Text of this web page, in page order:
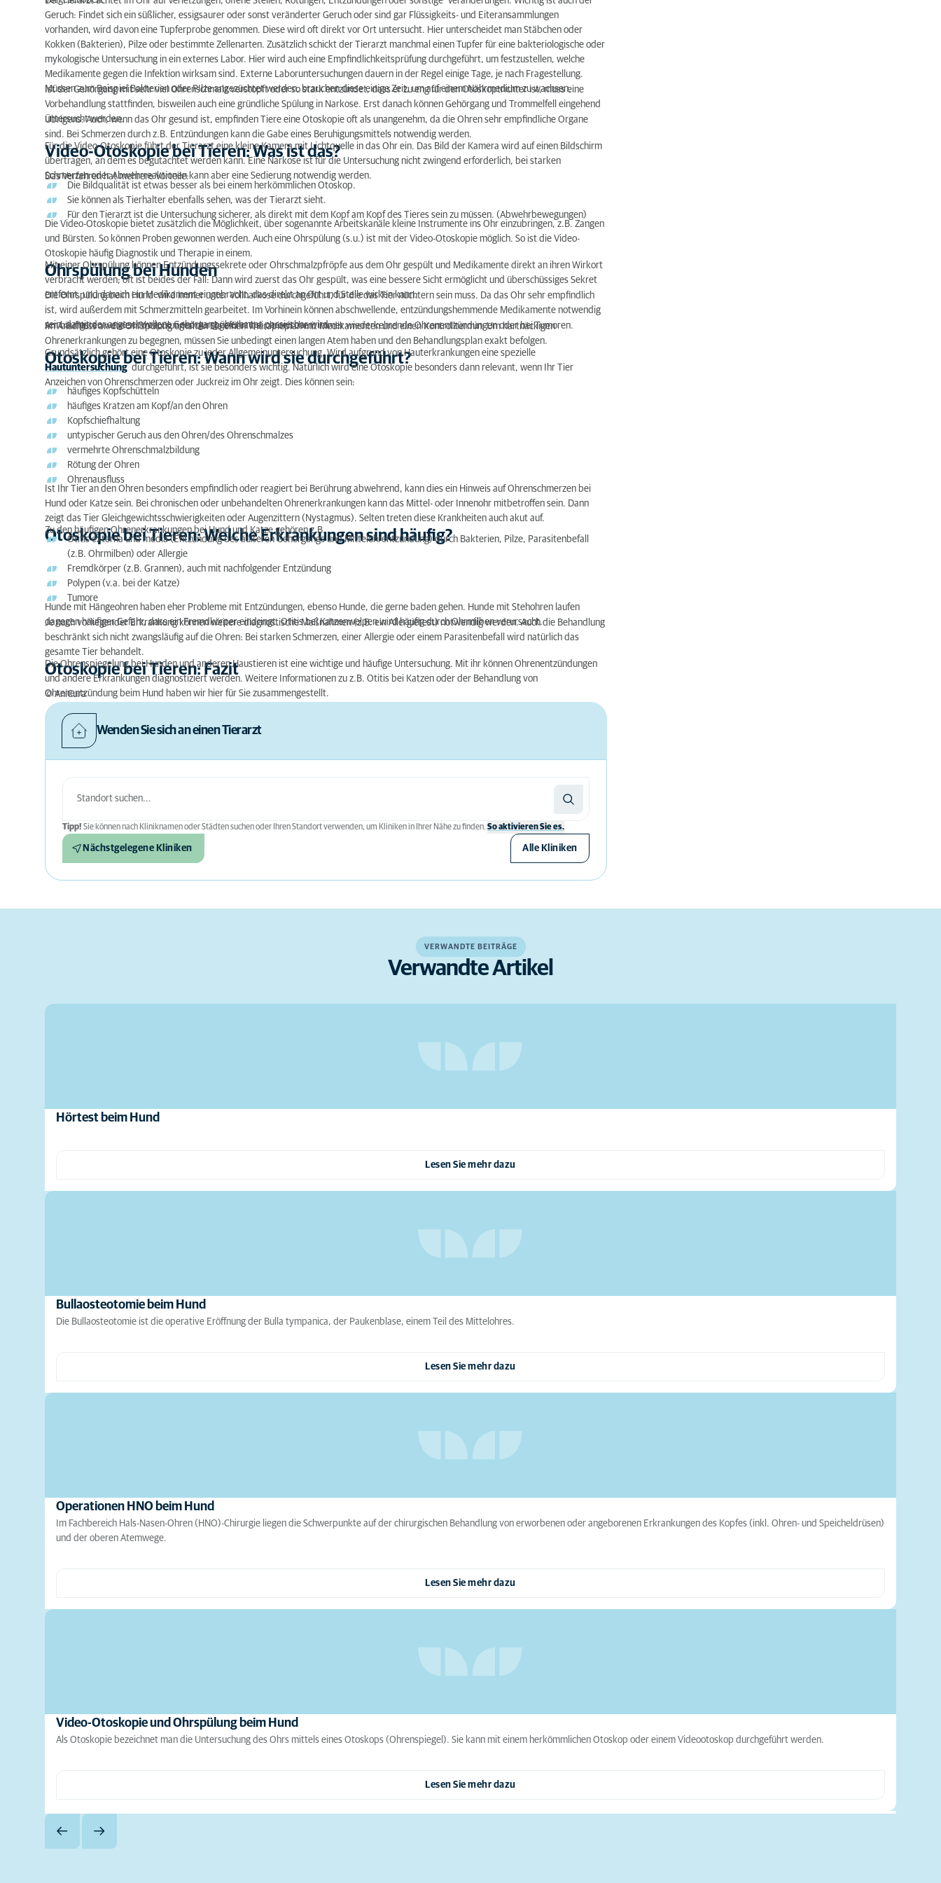
Ohrspülung bei Hunden
Otoskopie bei Tieren: Wann wird sie durchgeführt?
Otoskopie bei Tieren: Welche Erkrankungen sind häufig?
Otoskopie bei Tieren: Fazit
Geruch: Findet sich ein süßlicher, essigsaurer oder sonst veränderter Geruch oder sind gar Flüssigkeits- und Eiteransammlungen
vorhanden, wird davon eine Tupferprobe genommen. Diese wird oft direkt vor Ort untersucht. Hier unterscheidet man Stäbchen oder
Kokken (Bakterien), Pilze oder bestimmte Zellenarten. Zusätzlich schickt der Tierarzt manchmal einen Tupfer für eine bakteriologische oder
mykologische Untersuchung in ein externes Labor. Hier wird auch eine Empfindlichkeitsprüfung durchgeführt, um festzustellen, welche
Medikamente gegen die Infektion wirksam sind. Externe Laboruntersuchungen dauern in der Regel einige Tage, je nach Fragestellung.
Müssen zum Beispiel Bakterien oder PIlze angezüchtet werden, brauchen diese einige Zeit, um auf einem Nährmedium zu wachsen.
Ist der Gehörgang mit sehr viel Ohrenschmalz verstopft oder so stark entzündet, dass er zu eng für den Otoskoptrichter ist, muss eine
Vorbehandlung stattfinden, bisweilen auch eine gründliche Spülung in Narkose. Erst danach können Gehörgang und Trommelfell eingehend
untersucht werden.
Übrigens: Auch, wenn das Ohr gesund ist, empfinden Tiere eine Otoskopie oft als unangenehm, da die Ohren sehr empfindliche Organe
sind. Bei Schmerzen durch z.B. Entzündungen kann die Gabe eines Beruhigungsmittels notwendig werden.
Video-Otoskopie bei Tieren: Was ist das?
Für die Video-Otoskopie führt der Tierarzt eine kleine Kamera mit Lichtquelle in das Ohr ein. Das Bild der Kamera wird auf einen Bildschirm
übertragen, an dem es begutachtet werden kann. Eine Narkose ist für die Untersuchung nicht zwingend erforderlich, bei starken
Schmerzen oder Abwehrreaktionen kann aber eine Sedierung notwendig werden.
Das Verfahren hat mehrere Vorteile:
Die Bildqualität ist etwas besser als bei einem herkömmlichen Otoskop.
Sie können als Tierhalter ebenfalls sehen, was der Tierarzt sieht.
Für den Tierarzt ist die Untersuchung sicherer, als direkt mit dem Kopf am Kopf des Tieres sein zu müssen. (Abwehrbewegungen)
Die Video-Otoskopie bietet zusätzlich die Möglichkeit, über sogenannte Arbeitskanäle kleine Instrumente ins Ohr einzubringen, z.B. Zangen
und Bürsten. So können Proben gewonnen werden. Auch eine Ohrspülung (s.u.) ist mit der Video-Otoskopie möglich. So ist die Video-
Otoskopie häufig Diagnostik und Therapie in einem.
Ohrspülung bei Hunden
Mit einer Ohrspülung können Entzündungssekrete oder Ohrschmalzpfröpfe aus dem Ohr gespült und Medikamente direkt an ihren Wirkort
verbracht werden; oft ist beides der Fall: Dann wird zuerst das Ohr gespült, was eine bessere Sicht ermöglicht und überschüssiges Sekret
entfernt, und danach ein Medikament eingebracht, das direkt an Ort und Stelle wirken kann.
Die Ohrspülung beim Hund wird immer unter Vollnarkose durchgeführt, für die das Tier nüchtern sein muss. Da das Ohr sehr empfindlich
ist, wird außerdem mit Schmerzmitteln gearbeitet. Im Vorhinein können abschwellende, entzündungshemmende Medikamente notwendig
sein, damit der angeschwollene Gehörgang überhaupt passierbar wird.
Am häufigsten werden Ohrspülungen durchgeführt bei chronischen, immer wiederkehrende Ohrenentzündungen oder bei Tumoren.
Im Anschluss an die Ohrspülung erhalten Sie einen Therapieplan mit Medikamenten und einen Kontrolltermin: Um hartnäckigen
Ohrenerkrankungen zu begegnen, müssen Sie unbedingt einen langen Atem haben und den Behandlungsplan exakt befolgen.
Otoskopie bei Tieren: Wann wird sie durchgeführt?
Grundsätzlich gehört eine Otoskopie zu jeder Allgemeinuntersuchung. Wird aufgrund von Hauterkrankungen eine spezielle
Hautuntersuchung durchgeführt, ist sie besonders wichtig. Natürlich wird eine Otoskopie besonders dann relevant, wenn Ihr Tier
Anzeichen von Ohrenschmerzen oder Juckreiz im Ohr zeigt. Dies können sein:
häufiges Kopfschütteln
häufiges Kratzen am Kopf/an den Ohren
Kopfschiefhaltung
untypischer Geruch aus den Ohren/des Ohrenschmalzes
vermehrte Ohrenschmalzbildung
Rötung der Ohren
Ohrenausfluss
Ist Ihr Tier an den Ohren besonders empfindlich oder reagiert bei Berührung abwehrend, kann dies ein Hinweis auf Ohrenschmerzen bei
Hund oder Katze sein. Bei chronischen oder unbehandelten Ohrenerkrankungen kann das Mittel- oder Innenohr mitbetroffen sein. Dann
zeigt das Tier Gleichgewichtsschwierigkeiten oder Augenzittern (Nystagmus). Selten treten diese Krankheiten auch akut auf.
Otoskopie bei Tieren: Welche Erkrankungen sind häufig?
Zu den häufigen Ohrenerkrankungen bei Hund und Katze gehören z.B.
Otitis externa und media (Entzündung des äußeren Gehörgangs und Mittelohrentzündung) durch Bakterien, Pilze, Parasitenbefall
(z.B. Ohrmilben) oder Allergie
Fremdkörper (z.B. Grannen), auch mit nachfolgender Entzündung
Polypen (v.a. bei der Katze)
Tumore
Hunde mit Hängeohren haben eher Probleme mit Entzündungen, ebenso Hunde, die gerne baden gehen. Hunde mit Stehohren laufen
dagegen häufiger Gefahr, dass ein Fremdkörper eindringt. Otitis bei Katzenwelpen wird häufig durch Ohrmilben verursacht.
Je nach vorliegender Erkrankung können weitere diagnostische Maßnahmen (z.B. ein Allergietest) notwendig werden. Auch die Behandlung
beschränkt sich nicht zwangsläufig auf die Ohren: Bei starken Schmerzen, einer Allergie oder einem Parasitenbefall wird natürlich das
gesamte Tier behandelt.
Otoskopie bei Tieren: Fazit
Die Ohrenspiegelung bei Hunden und anderen Haustieren ist eine wichtige und häufige Untersuchung. Mit ihr können Ohrenentzündungen
und andere Erkrankungen diagnostiziert werden. Weitere Informationen zu z.B. Otitis bei Katzen oder der Behandlung von
Ohrenentzündung beim Hund haben wir hier für Sie zusammengestellt.
© AniCura
Wenden Sie sich an einen Tierarzt
Tipp! Sie können nach Kliniknamen oder Städten suchen oder Ihren Standort verwenden, um Kliniken in Ihrer Nähe zu finden. So aktivieren Sie es.
Nächstgelegene Kliniken Alle Kliniken
VERWANDTE BEITRÄGE
Verwandte Artikel
Hörtest beim Hund
Lesen Sie mehr dazu
Bullaosteotomie beim Hund
Die Bullaosteotomie ist die operative Eröffnung der Bulla tympanica, der Paukenblase, einem Teil des Mittelohres.
Lesen Sie mehr dazu
Operationen HNO beim Hund
Im Fachbereich Hals-Nasen-Ohren (HNO)-Chirurgie liegen die Schwerpunkte auf der chirurgischen Behandlung von erworbenen oder angeborenen Erkrankungen des Kopfes (inkl. Ohren- und Speicheldrüsen)
und der oberen Atemwege.
Lesen Sie mehr dazu
Video-Otoskopie und Ohrspülung beim Hund
Als Otoskopie bezeichnet man die Untersuchung des Ohrs mittels eines Otoskops (Ohrenspiegel). Sie kann mit einem herkömmlichen Otoskop oder einem Videootoskop durchgeführt werden.
Lesen Sie mehr dazu